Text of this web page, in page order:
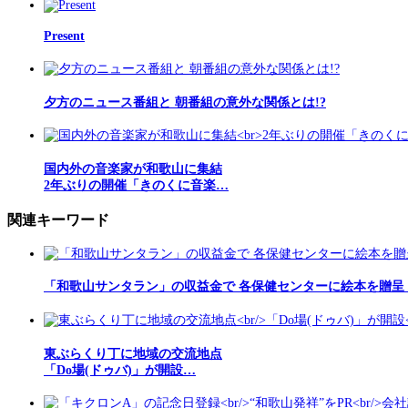
Present
夕方のニュース番組と 朝番組の意外な関係とは!?
国内外の音楽家が和歌山に集結
2年ぶりの開催「きのくに音楽…
関連キーワード
「和歌山サンタラン」の収益金で 各保健センターに絵本を贈
東ぶらくり丁に地域の交流地点
「Do場(ドゥバ)」が開設…